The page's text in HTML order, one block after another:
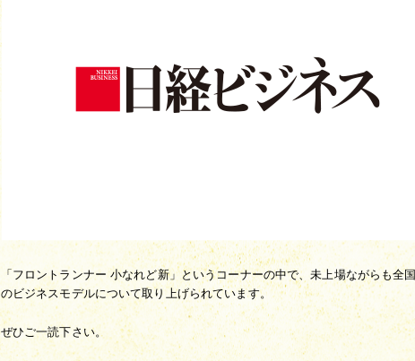
「フロントランナー 小なれど新」というコーナーの中で、未上場ながらも全
のビジネスモデルについて取り上げられています。
ぜひご一読下さい。